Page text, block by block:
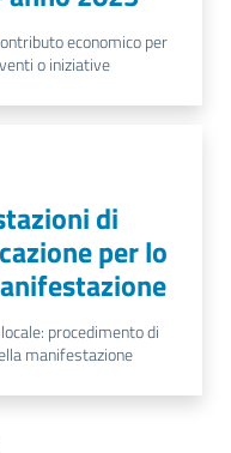
economico per
o iniziative
di
per lo
procedimento di
manifestazione